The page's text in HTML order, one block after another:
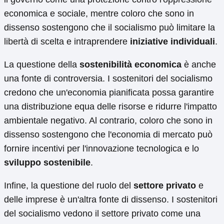
economica e sociale, mentre coloro che sono in
dissenso sostengono che il socialismo può limitare la
libertà di scelta e intraprendere iniziative individuali.
La questione della sostenibilità economica è anche
una fonte di controversia. I sostenitori del socialismo
credono che un'economia pianificata possa garantire
una distribuzione equa delle risorse e ridurre l'impatto
ambientale negativo. Al contrario, coloro che sono in
dissenso sostengono che l'economia di mercato può
fornire incentivi per l'innovazione tecnologica e lo
sviluppo sostenibile.
Infine, la questione del ruolo del settore privato e
delle imprese è un'altra fonte di dissenso. I sostenitori
del socialismo vedono il settore privato come una